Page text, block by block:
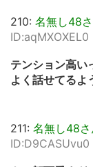
210: 名無し48さ
ID:aqMXOXEL0
テンション高い
よく話せてるよ
211: 名無し48さ
ID:D9CASUvu0